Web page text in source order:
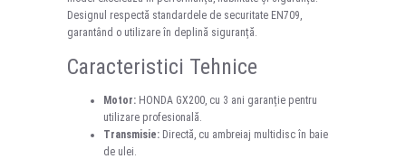
Designul respectă standardele de securitate EN709,
garantând o utilizare în deplină siguranță.
Caracteristici Tehnice
Motor: HONDA GX200, cu 3 ani garanție pentru
utilizare profesională.
Transmisie: Directă, cu ambreiaj multidisc în baie
de ulei.